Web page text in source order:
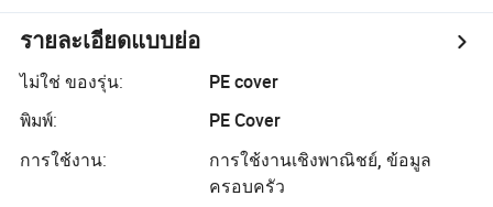
ฝาครอบอาหาร
พลาสติกฉนวน ฝา
รายละเอียดแบบย่อ
ไม่ใช่ ของรุ่น:
PE cover
พิมพ์:
PE Cover
การใช้งาน:
การใช้งานเชิงพาณิชย์, ข้อมูล
ครอบครัว